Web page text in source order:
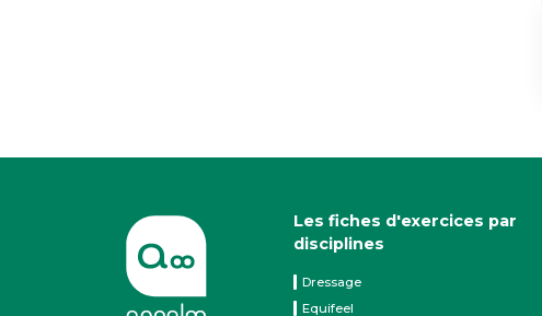
Les fiches d'exercices par
disciplines
Dressage
Equifeel